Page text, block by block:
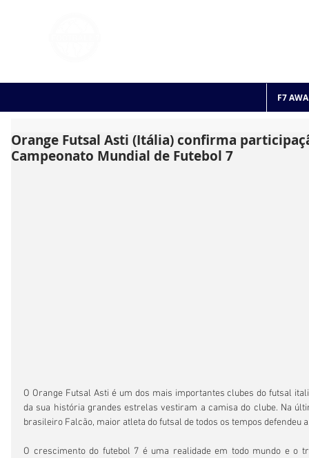
F7
Orange Futsal Asti (Itália) confirma
Campeonato Mundial de Futebol 7
O Orange Futsal Asti é um dos mais importantes clubes do futsal
da sua história grandes estrelas vestiram a camisa do clube. Na
brasileiro Falcão, maior atleta do futsal de todos os tempos defendeu
O crescimento do futebol 7 é uma realidade em todo mundo e o